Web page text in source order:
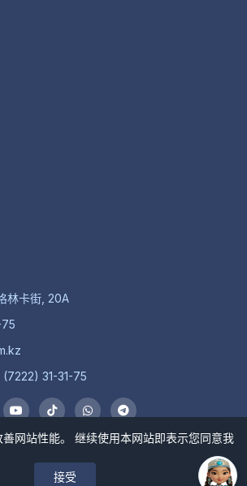
林卡街, 20A
(7222) 31-31-75
里姆大学”非股份公司。保留所有权利。
网站性能。 继续使用本网站即表示您同意我
接受